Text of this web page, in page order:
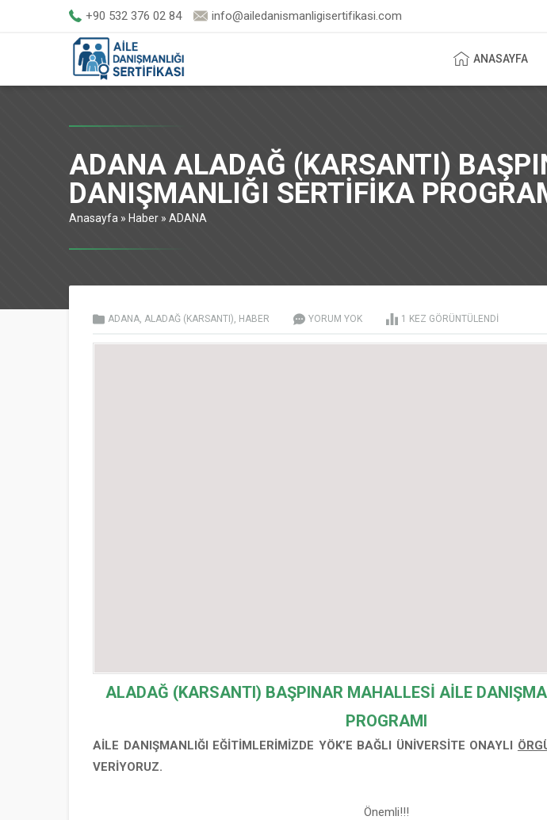
+90 532 376 02 84 info@ailedanismanligisertifikasi.com
ANASAYFA
ADANA ALADAĞ (KARSANTI)
DANIŞMANLIĞI SERTİFİKA
Anasayfa » Haber » ADANA
ADANA, ALADAĞ (KARSANTI), HABER YORUM YOK 1 KEZ GÖRÜNTÜLENDI
ALADAĞ (KARSANTI) BAŞPINAR MAHALLESİ AİLE
PROGRAMI
AİLE DANIŞMANLIĞI EĞİTİMLERİMİZDE YÖK’E BAĞLI ÜNİVERSİTE ONAYLI
VERİYORUZ.
Önemli!!!